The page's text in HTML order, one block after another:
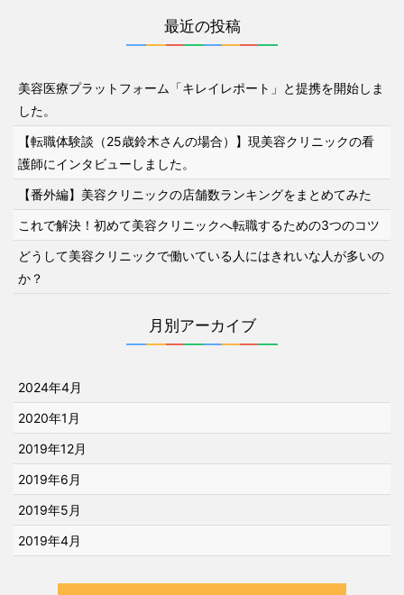
最近の投稿
美容医療プラットフォーム「キレイレポート」と提携を開始しま
した。
【転職体験談（25歳鈴木さんの場合）】現美容クリニックの看
護師にインタビューしました。
【番外編】美容クリニックの店舗数ランキングをまとめてみた
これで解決！初めて美容クリニックへ転職するための3つのコツ
どうして美容クリニックで働いている人にはきれいな人が多いの
か？
月別アーカイブ
2024年4月
2020年1月
2019年12月
2019年6月
2019年5月
2019年4月